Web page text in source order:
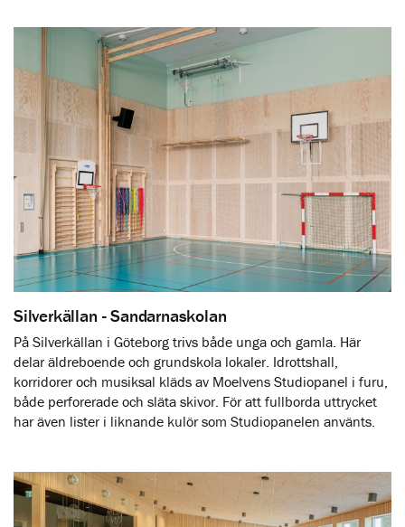
Silverkällan - Sandarnaskolan
På Silverkällan i Göteborg trivs både unga och gamla. Här
delar äldreboende och grundskola lokaler. Idrottshall,
korridorer och musiksal kläds av Moelvens Studiopanel i furu,
både perforerade och släta skivor. För att fullborda uttrycket
har även lister i liknande kulör som Studiopanelen använts.